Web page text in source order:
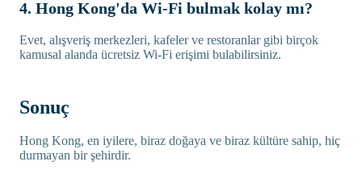
4. Hong Kong'da Wi-Fi bulmak kolay mı?
Evet, alışveriş merkezleri, kafeler ve restoranlar gibi birçok
kamusal alanda ücretsiz Wi-Fi erişimi bulabilirsiniz.
Sonuç
Hong Kong, en iyilere, biraz doğaya ve biraz kültüre sahip, hiç
durmayan bir şehirdir.